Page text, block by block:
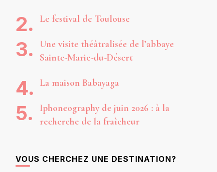
Le festival de Toulouse
Une visite théâtralisée de l’abbaye
Sainte-Marie-du-Désert
La maison Babayaga
Iphoneography de juin 2026 : à la
recherche de la fraîcheur
VOUS CHERCHEZ UNE DESTINATION?